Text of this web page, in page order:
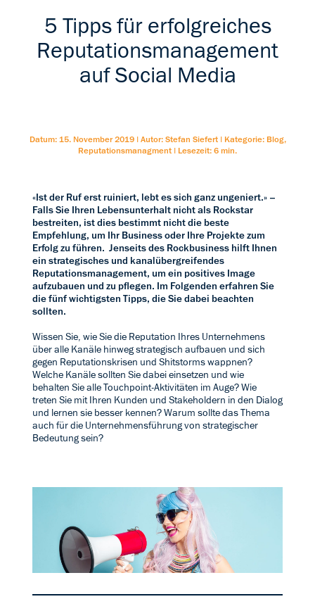
5 Tipps für erfolgreiches
Reputationsmanagement
auf Social Media
Datum: 15. November 2019 |Autor: Stefan Siefert | Kategorie: Blog,
Reputationsmanagment | Lesezeit: 6 min.
«Ist der Ruf erst ruiniert, lebt es sich ganz ungeniert.» –
Falls Sie Ihren Lebensunterhalt nicht als Rockstar
bestreiten, ist dies bestimmt nicht die beste
Empfehlung, um Ihr Business oder Ihre Projekte zum
Erfolg zu führen. Jenseits des Rockbusiness hilft Ihnen
ein strategisches und kanalübergreifendes
Reputationsmanagement, um ein positives Image
aufzubauen und zu pflegen. Im Folgenden erfahren Sie
die fünf wichtigsten Tipps, die Sie dabei beachten
sollten.
Wissen Sie, wie Sie die Reputation Ihres Unternehmens
über alle Kanäle hinweg strategisch aufbauen und sich
gegen Reputationskrisen und Shitstorms wappnen?
Welche Kanäle sollten Sie dabei einsetzen und wie
behalten Sie alle Touchpoint-Aktivitäten im Auge? Wie
treten Sie mit Ihren Kunden und Stakeholdern in den Dialog
und lernen sie besser kennen? Warum sollte das Thema
auch für die Unternehmensführung von strategischer
Bedeutung sein?